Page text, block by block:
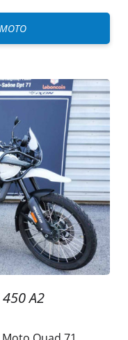
450 A2